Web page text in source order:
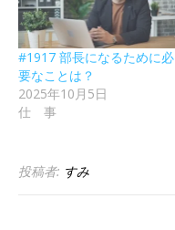
#1917 部長になるために必
要なことは？
2025年10月5日
仕 事
投稿者: すみ